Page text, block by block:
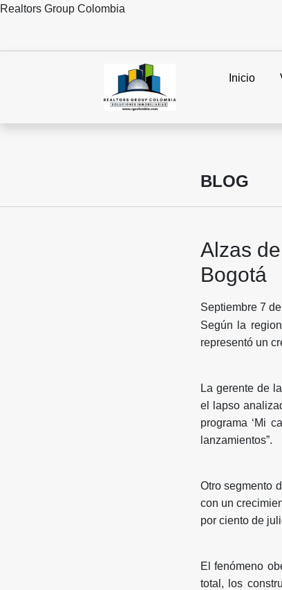
Realtors Group Colombia
Inicio
BLOG
Alzas
Bogotá
Septiembre 7
Según la
representó un
La gerente de
el lapso
programa ‘Mi
lanzamientos”.
Otro segmento
con un
por ciento de
El fenómeno
total, los